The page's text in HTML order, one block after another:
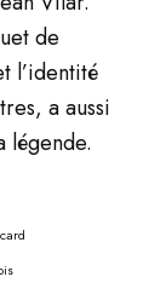
de
l’identité
a aussi
légende.